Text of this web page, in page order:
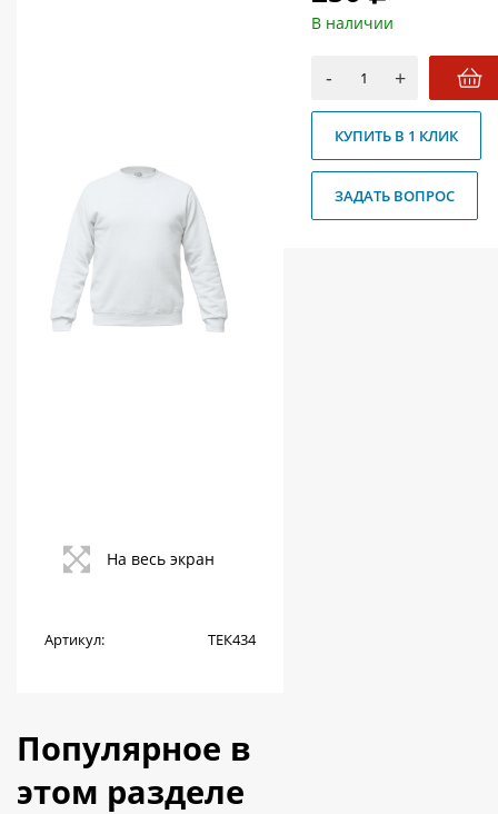
Политика конфиденциальности
На весь экран
Артикул: ТЕК434
Популярное в
этом разделе
В наличии
- +
КУПИТЬ В 1 КЛИК
ЗАДАТЬ ВОПРОС